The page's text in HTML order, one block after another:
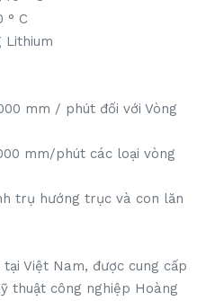
° C
Lithium
mm / phút đối với Vòng
mm/phút các loại vòng
trụ hướng trục và con lăn
Việt Nam, được cung cấp
thuật công nghiệp Hoàng